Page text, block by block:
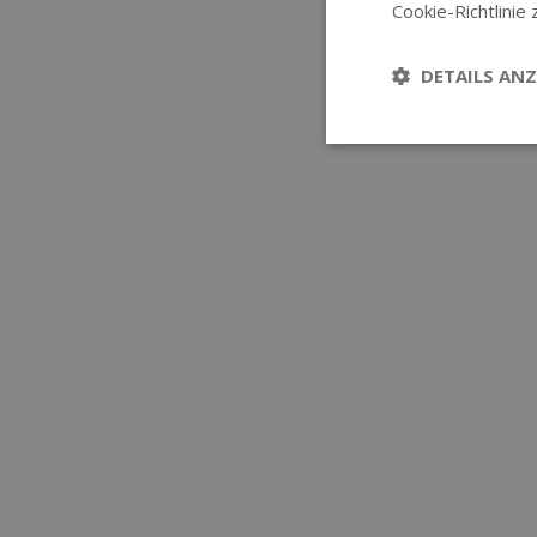
Cookie-Richtlinie
DETAILS